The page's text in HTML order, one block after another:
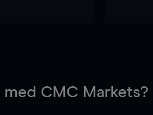
med CMC Markets?